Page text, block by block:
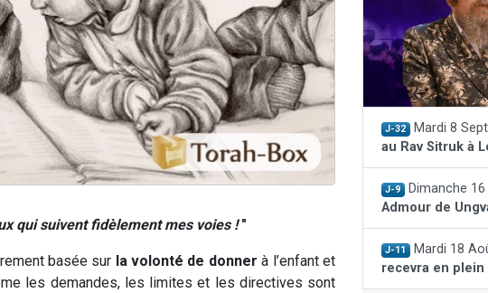
qui suivent fidèlement mes voies !"
basée sur la volonté de donner à l’enfant et
les demandes, les limites et les directives sont
J-32 Mardi 8
au Rav Sitruk à
J-9 Dimanche 16
Admour de
J-11 Mardi 18
recevra en plein